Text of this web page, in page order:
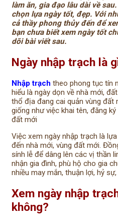
làm ăn, gia đạo lâu dài về
chọn lựa ngày tốt, đẹp. Với
cả thầy phong thủy đến để
bạn chưa biết xem ngày tốt
dõi bài viết sau.
Ngày nhập trạch là
Nhập trạch theo phong tục tín
hiểu là ngày dọn về nhà mới,
thổ địa đang cai quản vùng đất
giống như việc khai tên, đăng
đất mới
Việc xem ngày nhập trạch là
đến nhà mới, vùng đất mới.
sính lễ để dâng lên các vị thần
nhận gia đình, phù hộ cho gia
nhiều may mắn, thuận lợi, hỷ
Xem ngày nhập
không?